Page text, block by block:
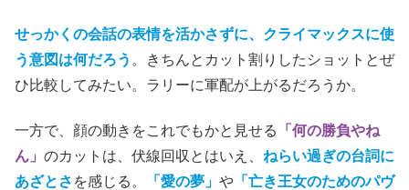
せっかくの会話の表情を活かさずに、クライマックスに使
う意図は何だろう 。きちんとカット割りしたショットとぜ
ひ比較してみたい。ラリーに軍配が上がるだろうか。
一方で、顔の動きをこれでもかと見せる
「何の勝負やね
ん」 のカットは、伏線回収とはいえ、 ねらい過ぎの台詞に
あざとさ を感じる。 「愛の夢」 や 「亡き王女のためのパヴ